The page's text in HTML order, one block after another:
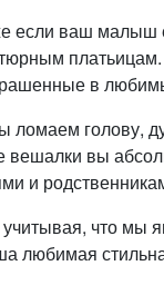
ваш малыш
в
голову,
вешалки вы
и
что мы
любимая